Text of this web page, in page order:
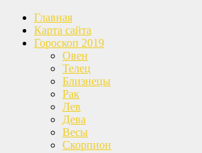
Главная
Карта сайта
Гороскоп 2019
Овен
Телец
Близнецы
Рак
Лев
Дева
Весы
Скорпион